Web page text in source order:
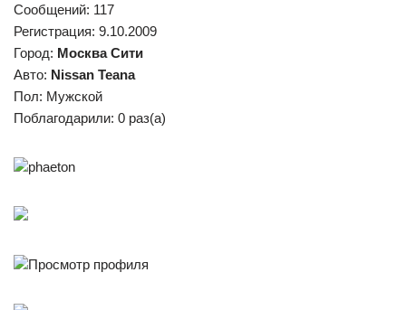
Сообщений: 117
Регистрация: 9.10.2009
Город: Москва Сити
Авто: Nissan Teana
Пол: Мужской
Поблагодарили: 0 раз(а)
phaeton
Просмотр профиля